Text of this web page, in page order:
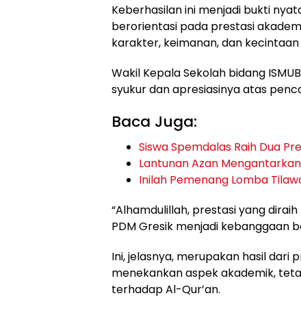
Keberhasilan ini menjadi bukti
berorientasi pada prestasi
karakter, keimanan, dan
Wakil Kepala Sekolah bidang
syukur dan apresiasinya atas
Baca Juga:
Siswa Spemdalas Raih Dua
Lantunan Azan
Inilah Pemenang Lomba
“Alhamdulillah, prestasi yang
PDM Gresik menjadi kebanggaan
Ini, jelasnya, merupakan hasil dari
menekankan aspek akademik,
terhadap Al-Qur’an.